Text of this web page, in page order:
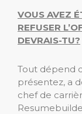
VOUS AVEZ
REFUSER
DEVRAIS-TU?
Tout dépend
présentez, a
chef de